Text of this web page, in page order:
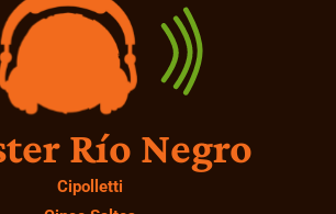
Río Negro
Cipolletti